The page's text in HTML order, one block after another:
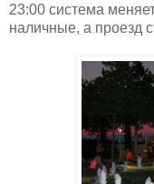
23:00 система
наличные, а проезд